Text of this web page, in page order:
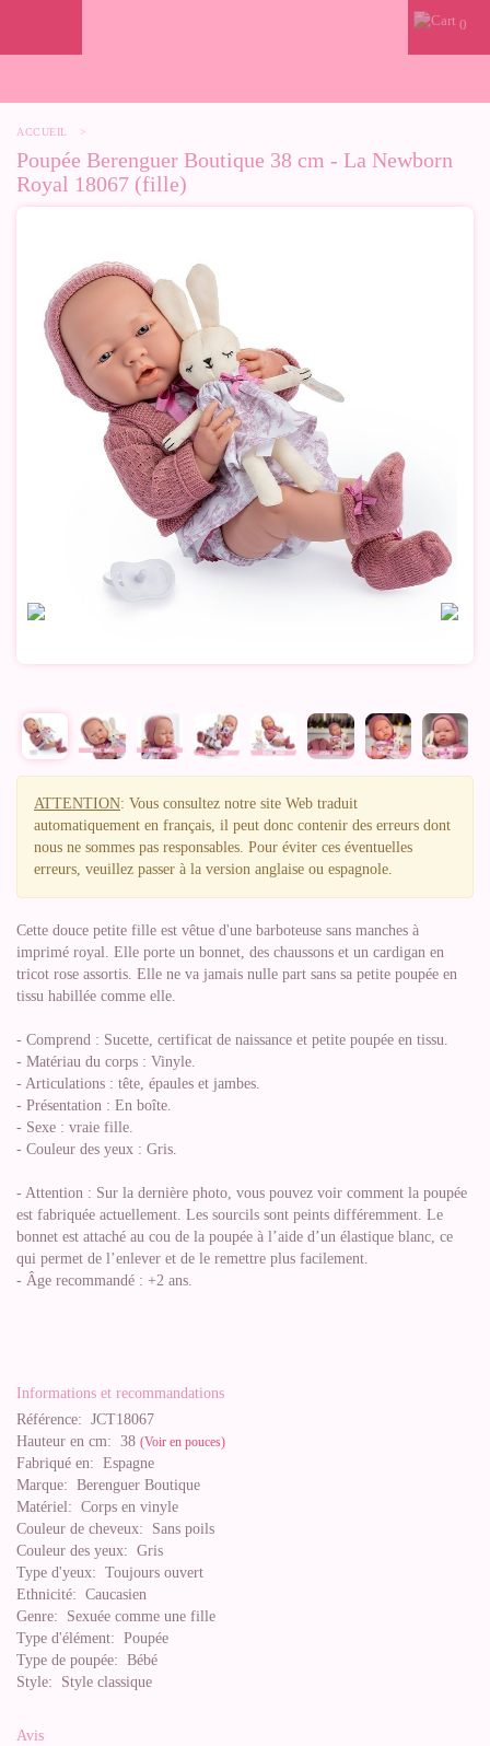
0
ACCUEIL >
Poupée Berenguer Boutique 38 cm - La Newborn
Royal 18067 (fille)
ATTENTION: Vous consultez notre site Web traduit
automatiquement en français, il peut donc contenir des erreurs dont
nous ne sommes pas responsables. Pour éviter ces éventuelles
erreurs, veuillez passer à la version anglaise ou espagnole.
Cette douce petite fille est vêtue d'une barboteuse sans manches à
imprimé royal. Elle porte un bonnet, des chaussons et un cardigan en
tricot rose assortis. Elle ne va jamais nulle part sans sa petite poupée en
tissu habillée comme elle.
- Comprend : Sucette, certificat de naissance et petite poupée en tissu.
- Matériau du corps : Vinyle.
- Articulations : tête, épaules et jambes.
- Présentation : En boîte.
- Sexe : vraie fille.
- Couleur des yeux : Gris.
- Attention : Sur la dernière photo, vous pouvez voir comment la poupée
est fabriquée actuellement. Les sourcils sont peints différemment. Le
bonnet est attaché au cou de la poupée à l’aide d’un élastique blanc, ce
qui permet de l’enlever et de le remettre plus facilement.
- Âge recommandé : +2 ans.
Informations et recommandations
Référence: JCT18067
Hauteur en cm: 38 (Voir en pouces)
Fabriqué en: Espagne
Marque: Berenguer Boutique
Matériel: Corps en vinyle
Couleur de cheveux: Sans poils
Couleur des yeux: Gris
Type d'yeux: Toujours ouvert
Ethnicité: Caucasien
Genre: Sexuée comme une fille
Type d'élément: Poupée
Type de poupée: Bébé
Style: Style classique
Avis